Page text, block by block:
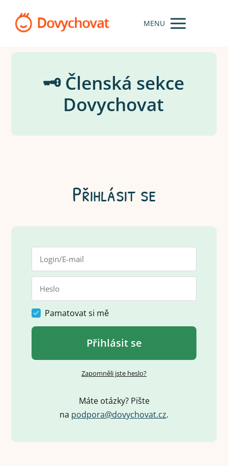
MENU
🗝️ Členská sekce
Dovychovat
Přihlásit se
Pamatovat si mě
Přihlásit se
Zapomněli jste heslo?
Máte otázky? Pište
na podpora@dovychovat.cz.